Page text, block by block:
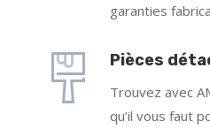
garanties
Pièces
Trouvez avec
qu’il vous faut